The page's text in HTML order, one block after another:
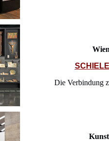
Die Verbindung